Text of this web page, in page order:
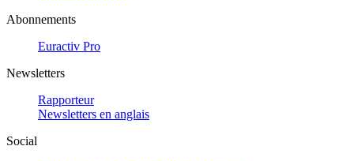
Abonnements
Euractiv Pro
Newsletters
Rapporteur
Newsletters en anglais
Social